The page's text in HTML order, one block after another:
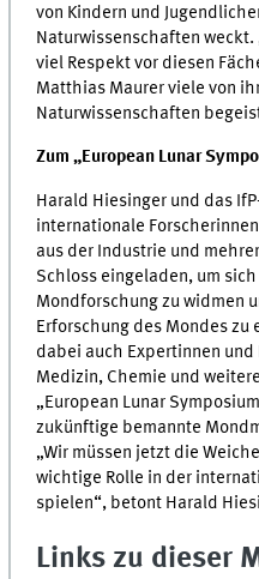
von Kindern und
Naturwissenschaften weckt.
viel Respekt vor diesen
Matthias Maurer viele von
Naturwissenschaften
Zum „European Lunar
Harald Hiesinger und das
internationale
aus der Industrie und
Schloss eingeladen, um
Mondforschung zu widmen
Erforschung des Mondes
dabei auch Expertinnen
Medizin, Chemie und
„European Lunar
zukünftige bemannte
„Wir müssen jetzt die
wichtige Rolle in der
spielen“, betont Harald
Links zu dieser